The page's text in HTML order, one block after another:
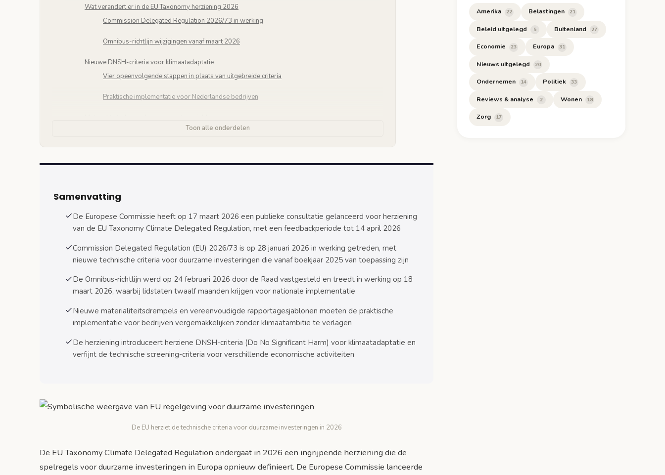
Wat verandert er in de EU Taxonomy herziening 2026
Commission Delegated Regulation 2026/73 in werking
Omnibus-richtlijn wijzigingen vanaf maart 2026
Nieuwe DNSH-criteria voor klimaatadaptatie
Vier opeenvolgende stappen in plaats van uitgebreide criteria
Praktische implementatie voor Nederlandse bedrijven
Nieuwe drempelwaarden voor rapportageverplichtingen
Veelgestelde vragen over de EU Taxonomy wijzigingen
Bronnen
Toon alle onderdelen
Samenvatting
De Europese Commissie heeft op 17 maart 2026 een publieke consultatie gelanceerd voor herziening
van de EU Taxonomy Climate Delegated Regulation, met een feedbackperiode tot 14 april 2026
Commission Delegated Regulation (EU) 2026/73 is op 28 januari 2026 in werking getreden, met
nieuwe technische criteria voor duurzame investeringen die vanaf boekjaar 2025 van toepassing zijn
De Omnibus-richtlijn werd op 24 februari 2026 door de Raad vastgesteld en treedt in werking op 18
maart 2026, waarbij lidstaten twaalf maanden krijgen voor nationale implementatie
Nieuwe materialiteitsdrempels en vereenvoudigde rapportagesjablonen moeten de praktische
implementatie voor bedrijven vergemakkelijken zonder klimaatambitie te verlagen
De herziening introduceert herziene DNSH-criteria (Do No Significant Harm) voor klimaatadaptatie en
verfijnt de technische screening-criteria voor verschillende economische activiteiten
De EU herziet de technische criteria voor duurzame investeringen in 2026
De EU Taxonomy Climate Delegated Regulation ondergaat in 2026 een ingrijpende herziening die de
spelregels voor duurzame investeringen in Europa opnieuw definieert. De Europese Commissie lanceerde
Amerika 22 Belastingen 21
Beleid uitgelegd 5 Buitenland 27
Economie 23 Europa 31
Nieuws uitgelegd 20
Ondernemen 14 Politiek 33
Reviews & analyse 2 Wonen 18
Zorg 17